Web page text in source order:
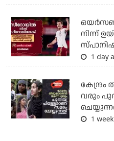
നിന്ന്
1 day
വരും
1